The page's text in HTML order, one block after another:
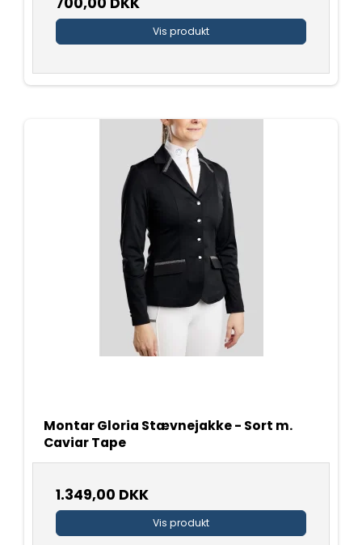
Vis produkt
Montar Gloria Stævnejakke - Sort m.
Caviar Tape
1.349,00 DKK
Vis produkt